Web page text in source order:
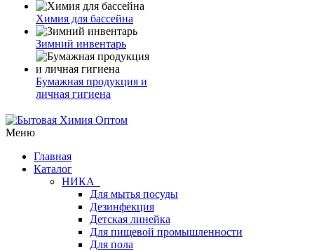
Химия для бассейна
Зимний инвентарь
Бумажная продукция и
личная гигиена
Меню
Главная
Каталог
НИКА
Для мытья посуды
Дезинфекция
Детская линейка
Для пищевой промышленности
Для пола